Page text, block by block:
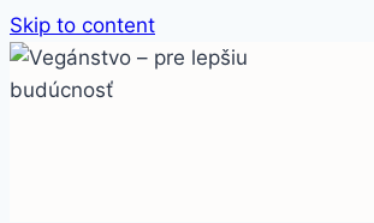
Skip to content